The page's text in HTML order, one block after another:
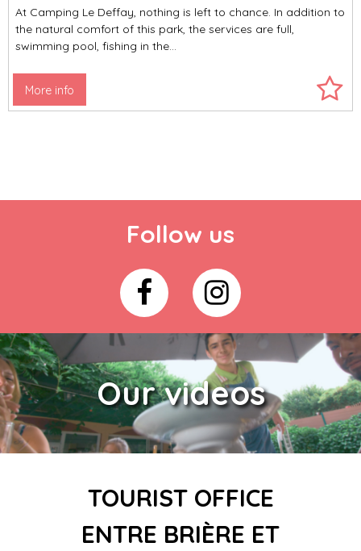
At Camping Le Deffay, nothing is left to chance. In addition to
the natural comfort of this park, the services are full,
swimming pool, fishing in the...
More info
Follow us
Our videos
TOURIST OFFICE
ENTRE BRIÈRE ET